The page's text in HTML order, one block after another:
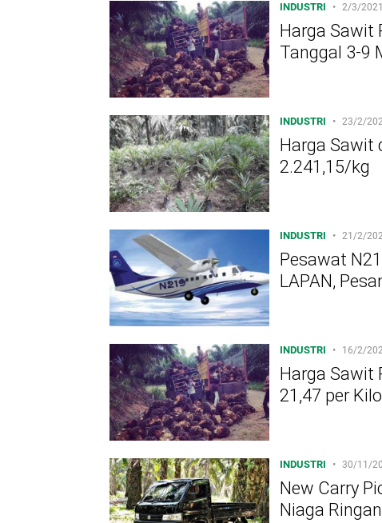
INDUSTRI • 2/3/
Harga Sawit
Tanggal 3-9
INDUSTRI • 23/2/
Harga Sawit
2.241,15/kg
INDUSTRI • 21/2/
Pesawat
LAPAN,
INDUSTRI • 16/2/
Harga Sawit
21,47 per
INDUSTRI • 30/11/
New Carry
Niaga